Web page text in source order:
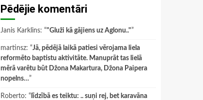
Pēdējie komentāri
Janis Karklins: “"Gluži kā gājiens uz Aglonu.."”
martinsz: “Jā, pēdējā laikā patiesi vērojama liela
reformēto baptistu aktivitāte. Manuprāt tas lielā
mērā varētu būt Džona Makartura, Džona Paipera
nopelns…”
Roberto: “ līdzībā es teiktu: .. suņi rej, bet karavāna